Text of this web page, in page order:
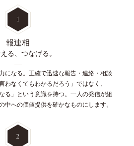
1
報連相
る、つなげる。
になる。正確で迅速な報告・連絡・相談
わなくてもわかるだろう」ではなく、
る」という意識を持つ。一人の発信が組
中への価値提供を確かなものにします。
2